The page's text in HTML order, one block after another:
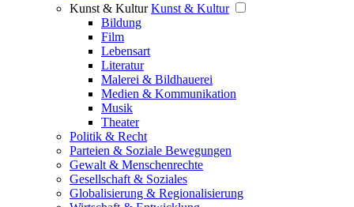
Kunst & Kultur Kunst & Kultur
Bildung
Film
Lebensart
Literatur
Malerei & Bildhauerei
Medien & Kommunikation
Musik
Theater
Politik & Recht
Parteien & Soziale Bewegungen
Gewalt & Menschenrechte
Gesellschaft & Soziales
Globalisierung & Regionalisierung